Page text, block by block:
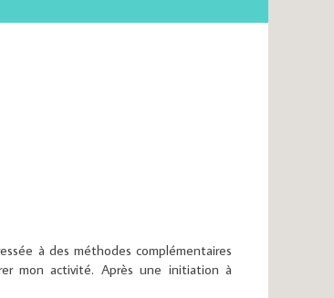
à des méthodes complémentaires
mon activité. Après une initiation à